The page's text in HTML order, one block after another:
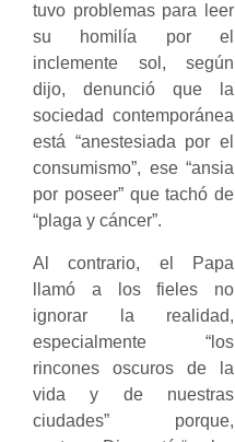
tuvo problemas para leer
su homilía por el
inclemente sol, según
dijo, denunció que la
sociedad contemporánea
está “anestesiada por el
consumismo”, ese “ansia
por poseer” que tachó de
“plaga y cáncer”.
Al contrario, el Papa
llamó a los fieles no
ignorar la realidad,
especialmente “los
rincones oscuros de la
vida y de nuestras
ciudades” porque,